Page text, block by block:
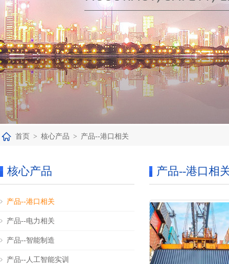
首页 > 核心产品 > 产品--港口相关
核心产品
产品--港口相关
产品--电力相关
产品--智能制造
产品--人工智能实训
产品--港口相